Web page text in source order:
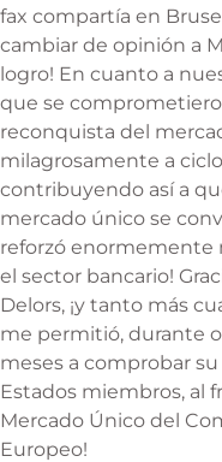
fax compartía en
cambiar de opinión a
logro! En cuanto a
que se
reconquista del
milagrosamente a
contribuyendo así a
mercado único se
reforzó enormemente
el sector bancario!
Delors, ¡y tanto más
me permitió, durante
meses a comprobar
Estados miembros, al
Mercado Único del
Europeo!